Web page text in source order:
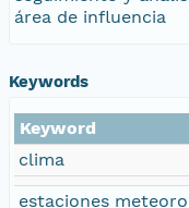
área de influencia
Keywords
Keyword
clima
estaciones